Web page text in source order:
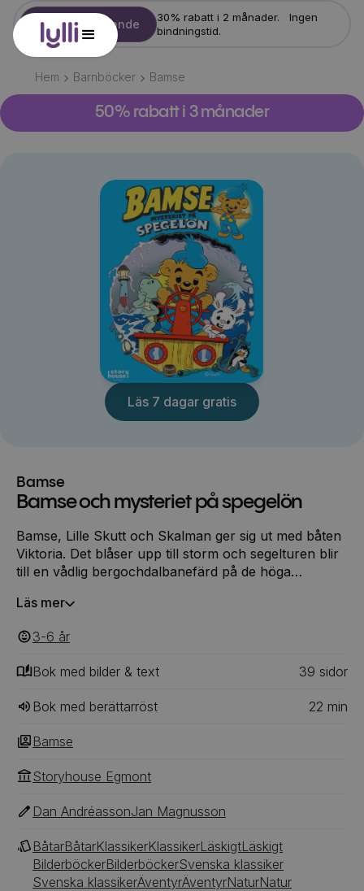
Starta erbjudande
30% rabatt i 2 månader. Ingen
bindningstid.
Hem Barnböcker Bamse
50% rabatt i 3 månader
Läs 7 dagar gratis
Bamse
Bamse och mysteriet på spegelön
Bamse, Lille Skutt och Skalman ger sig ut med båten
Viktoria. Det blåser upp till storm och segelturen blir
till en vådlig bergochdalbanefärd på de höga
lyckas de rädda pingviner i sjönöd. Men vad är det
De tre vännerna seglar dit för att ta reda på det. Det
blir ett spöklikt kusligt besök på fyrön.
Läs mer
3-6 ‎‎ år
Bok med bilder & text 39 ‎‎ sidor
Bok med berättarröst 22 min
Bamse
Storyhouse Egmont
Dan AndréassonJan Magnusson
BåtarBåtarKlassikerKlassikerLäskigtLäskigt
BilderböckerBilderböckerSvenska klassiker
Svenska klassikerÄventyrÄventyrNaturNatur